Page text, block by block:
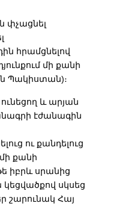
փչացնել
հրամցնելով
մի քանի
Պակիստան)։
և արյան
էժանագին
ու քանդելուց
քանի
իբրև սրանից
սկսեց
շարունակ Հայ